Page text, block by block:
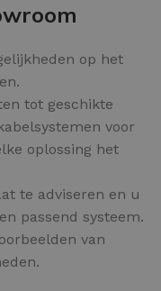
op het
tot geschikte
voor
oplossing het
te adviseren en u
passend systeem.
van